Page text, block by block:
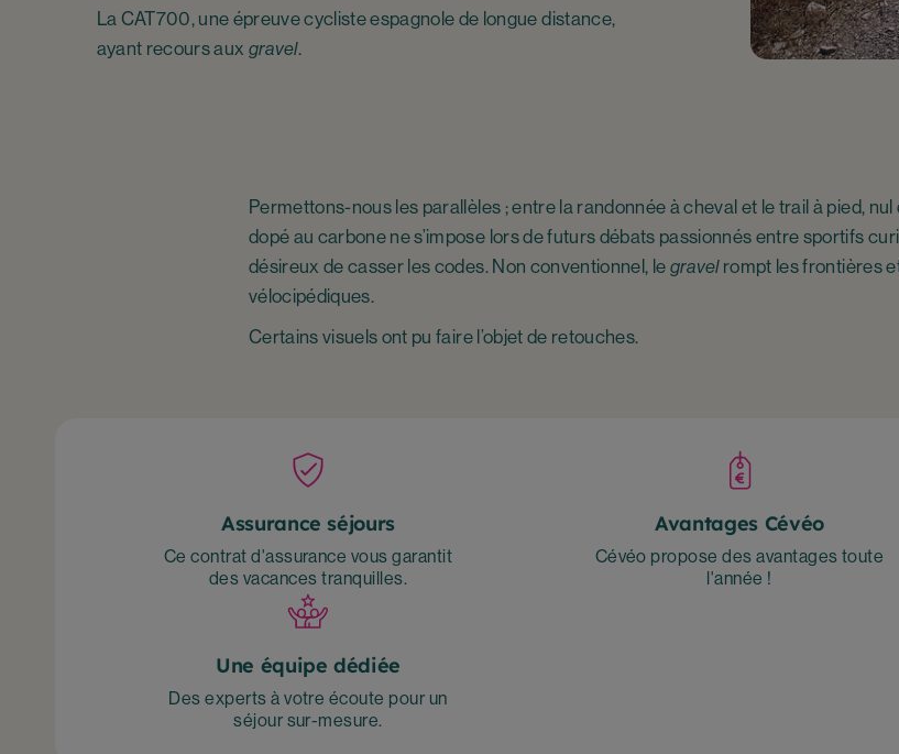
La CAT700, une épreuve cycliste espagnole de longue distance,
ayant recours aux gravel.
Permettons-nous les parallèles ; entre la randonnée à cheval et le trail à pied,
dopé au carbone ne s’impose lors de futurs débats passionnés entre sportifs
désireux de casser les codes. Non conventionnel, le gravelrompt les frontières
vélocipédiques.
Certains visuels ont pu faire l’objet de retouches.
Assurance séjours
Ce contrat d'assurance vous garantit
des vacances tranquilles.
Avantages Cévéo
Cévéo propose des avantages toute
l'année !
Une équipe dédiée
Des experts à votre écoute pour un
séjour sur-mesure.